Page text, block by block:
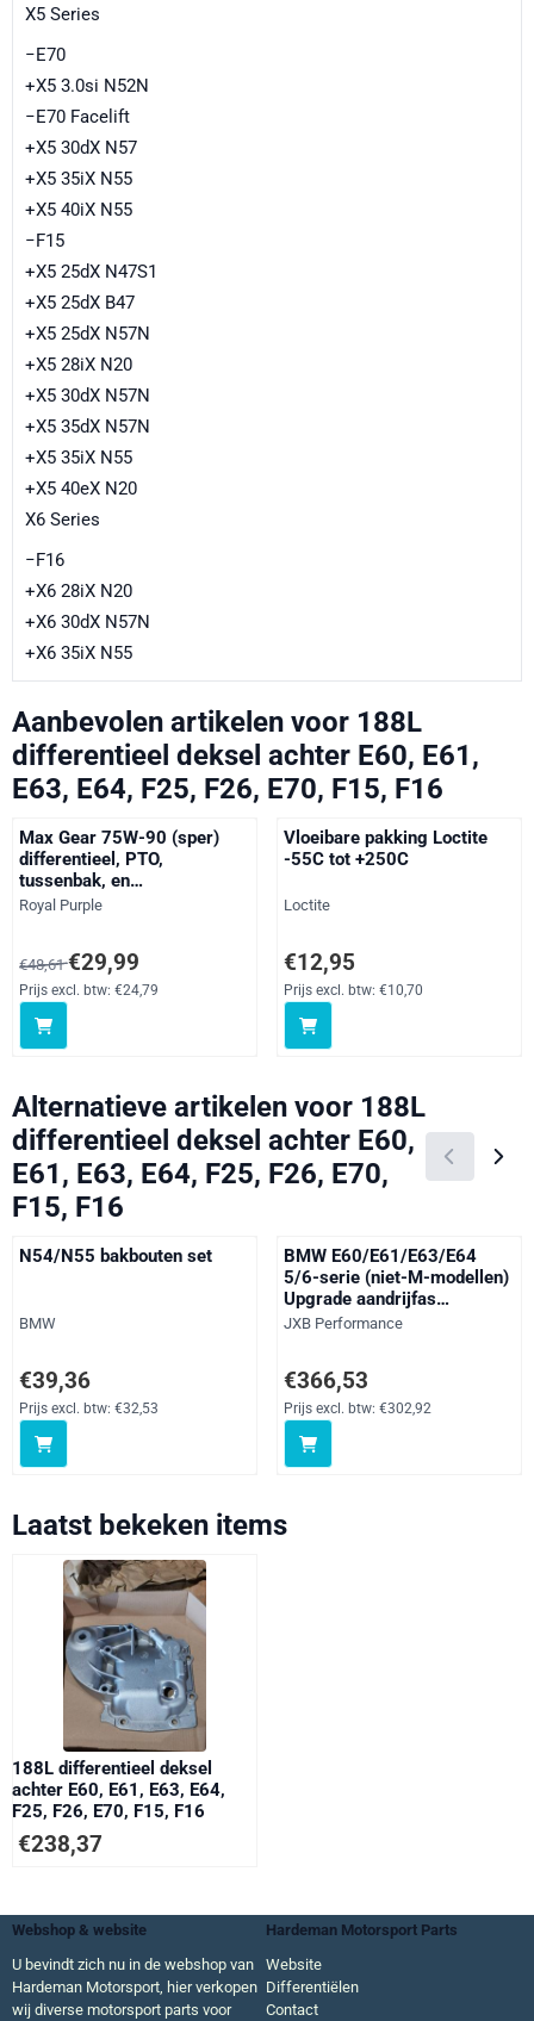
X5 Series
−E70
+X5 3.0si N52N
−E70 Facelift
+X5 30dX N57
+X5 35iX N55
+X5 40iX N55
−F15
+X5 25dX N47S1
+X5 25dX B47
+X5 25dX N57N
+X5 28iX N20
+X5 30dX N57N
+X5 35dX N57N
+X5 35iX N55
+X5 40eX N20
X6 Series
−F16
+X6 28iX N20
+X6 30dX N57N
+X6 35iX N55
Aanbevolen artikelen voor 188L
differentieel deksel achter E60, E61,
E63, E64, F25, F26, E70, F15, F16
Max Gear 75W-90 (sper)
differentieel, PTO,
tussenbak, en
versnellingsbak olie - vol
Merk:
Royal Purple
Van 48,61 voor 29,99, exclusief btw: 24,79
€48,61€29,99
Prijs excl. btw: €24,79
Vloeibare pakking Loctite
-55C tot +250C
Merk:
Loctite
Prijs: 12,95, exclusief btw: 10,70
€12,95
Prijs excl. btw: €10,70
Alternatieve artikelen voor 188L
differentieel deksel achter E60,
E61, E63, E64, F25, F26, E70,
F15, F16
N54/N55 bakbouten set
Merk:
BMW
Prijs: 39,36, exclusief btw: 32,53
€39,36
Prijs excl. btw: €32,53
BMW E60/E61/E63/E64
5/6-serie (niet-M-modellen)
Upgrade aandrijfas
middensteunlagerdrager
Merk:
JXB Performance
Prijs: 366,53, exclusief btw:
€366,53
Prijs excl. btw: €302,92
Laatst bekeken items
188L differentieel deksel
achter E60, E61, E63, E64,
F25, F26, E70, F15, F16
€238,37
Webshop & website
Hardeman Motorsport Parts
U bevindt zich nu in de webshop van
Hardeman Motorsport, hier verkopen
wij diverse motorsport parts voor
Website
Differentiëlen
Contact